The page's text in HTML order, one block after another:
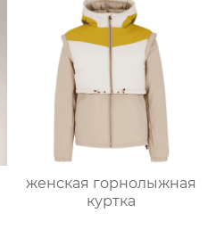
женская горнолыжная
куртка